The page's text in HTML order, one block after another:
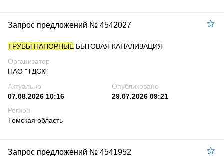
Запрос предложений № 4542027
ТРУБЫ НАПОРНЫЕ БЫТОВАЯ КАНАЛИЗАЦИЯ
Организатор
ПАО "ТДСК"
Актуально
07.08.2026 10:16
Опубликовано
29.07.2026 09:21
Регион
Томская область
Запрос предложений № 4541952